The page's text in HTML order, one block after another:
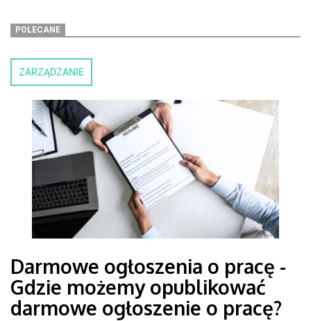
POLECANE
ZARZĄDZANIE
Darmowe ogłoszenia o pracę -
Gdzie możemy opublikować
darmowe ogłoszenie o pracę?